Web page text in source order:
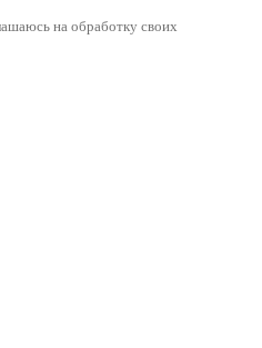
на обработку своих